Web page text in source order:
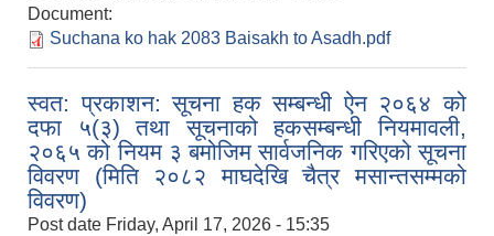
Document:
Suchana ko hak 2083 Baisakh to Asadh.pdf
स्वत: प्रकाशन: सूचना हक सम्बन्धी ऐन २०६४ को
दफा ५(३) तथा सूचनाको हकसम्बन्धी नियमावली,
२०६५ को नियम ३ बमोजिम सार्वजनिक गरिएको सूचना
विवरण (मिति २०८२ माघदेखि चैत्र मसान्तसम्मको
विवरण)
Post date Friday, April 17, 2026 - 15:35